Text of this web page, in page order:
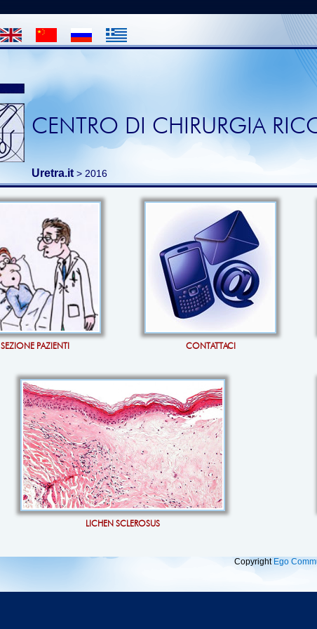
CENTRO DI CHIRURGIA
Uretra.it > 2016
SEZIONE PAZIENTI CONTATTACI
LICHEN SCLEROSUS
Copyright Ego